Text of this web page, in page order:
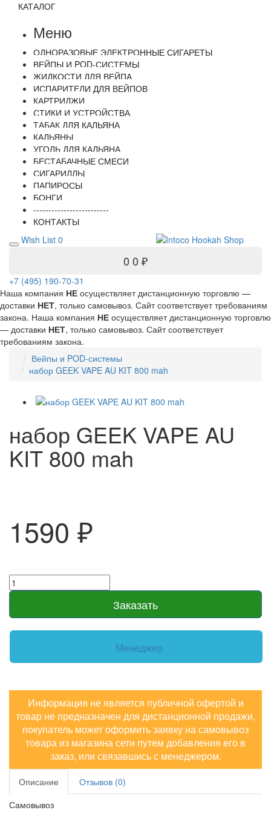
КАТАЛОГ
Меню
ОДНОРАЗОВЫЕ ЭЛЕКТРОННЫЕ СИГАРЕТЫ
ВЕЙПЫ И POD-СИСТЕМЫ
ЖИДКОСТИ ДЛЯ ВЕЙПА
ИСПАРИТЕЛИ ДЛЯ ВЕЙПОВ
КАРТРИДЖИ
СТИКИ И УСТРОЙСТВА
ТАБАК ДЛЯ КАЛЬЯНА
КАЛЬЯНЫ
УГОЛЬ ДЛЯ КАЛЬЯНА
БЕСТАБАЧНЫЕ СМЕСИ
СИГАРИЛЛЫ
ПАПИРОСЫ
БОНГИ
-------------------------
КОНТАКТЫ
Wish List 0
0 0 ₽
+7 (495) 190-70-31
Наша компания НЕ осуществляет дистанционную торговлю —
доставки НЕТ, только самовывоз. Сайт соответствует требованиям
закона. Наша компания НЕ осуществляет дистанционную торговлю
— доставки НЕТ, только самовывоз. Сайт соответствует
требованиям закона.
Вейпы и POD-системы
набор GEEK VAPE AU KIT 800 mah
набор GEEK VAPE AU
KIT 800 mah
1590 ₽
Заказать
Менеджер
Информация не является публичной офертой и
товар не предназначен для дистанционной продажи,
покупатель может оформить заявку на самовывоз
товара из магазина сети путем добавления его в
заказ, или связавшись с менеджером.
Описание
Отзывов (0)
Самовывоз